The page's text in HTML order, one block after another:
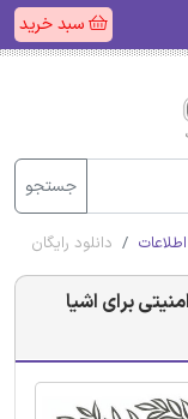
سبد خرید
جستجو
دانلود رایگان
برای اشیا